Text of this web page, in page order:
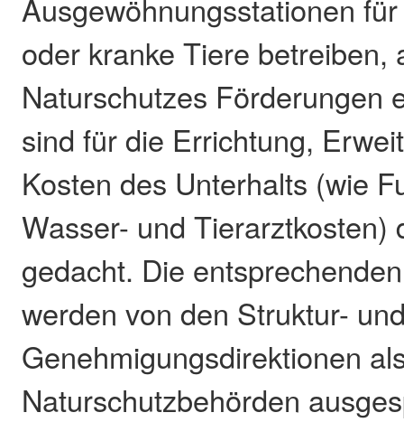
Ausgewöhnungsstationen
oder kranke Tiere betreiben,
Naturschutzes Förderungen
sind für die Errichtung,
Kosten des Unterhalts (wie
Wasser- und Tierarztkosten)
gedacht. Die
werden von den Struktur-
Genehmigungsdirektionen
Naturschutzbehörden